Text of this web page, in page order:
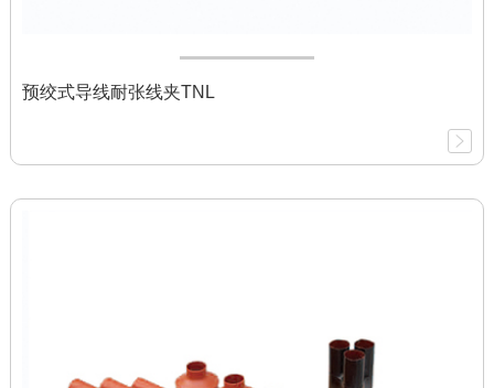
预绞式导线耐张线夹TNL